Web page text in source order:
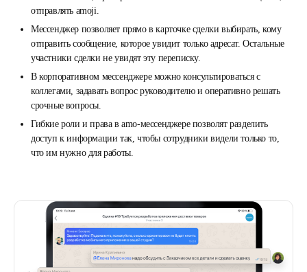
отправлять amoji.
Мессенджер позволяет прямо в карточке сделки выбирать, кому
отправить сообщение, которое увидит только адресат. Остальные
участники сделки не увидят эту переписку.
В корпоративном мессенджере можно консультироваться с
коллегами, задавать вопрос руководителю и оперативно решать
срочные вопросы.
Гибкие роли и права в amo-мессенджере позволят разделить
доступ к информации так, чтобы сотрудники видели только то,
что им нужно для работы.